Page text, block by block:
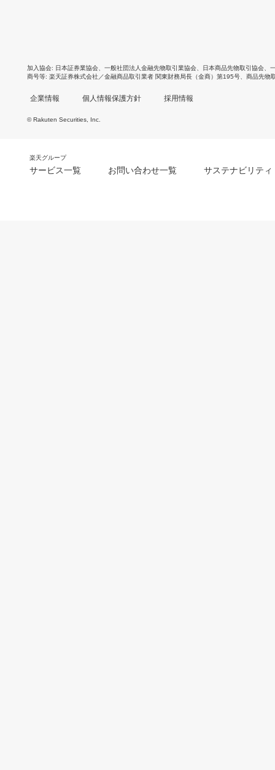
加入協会 日本証券業協会 一般社団法人金融先物取引業協会 日本商品先物取引協会
商号等 楽天証券株式会社／金融商品取引業者 関東財務局長（金商）第195号、商品先物
企業情報 個人情報保護方針 採用情報
© Rakuten Securities, Inc.
楽天グループ
サービス一覧 お問い合わせ一覧 サステナビリティ